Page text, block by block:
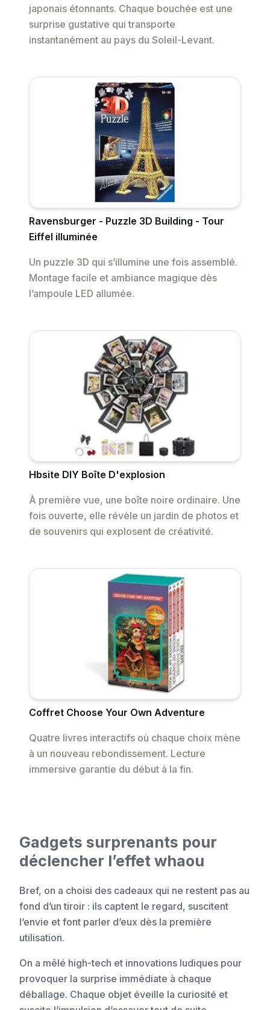
japonais étonnants. Chaque bouchée est une
surprise gustative qui transporte
instantanément au pays du Soleil-Levant.
Ravensburger - Puzzle 3D Building - Tour
Eiffel illuminée
Un puzzle 3D qui s’illumine une fois assemblé.
Montage facile et ambiance magique dès
l’ampoule LED allumée.
Hbsite DIY Boîte D'explosion
À première vue, une boîte noire ordinaire. Une
fois ouverte, elle révèle un jardin de photos et
de souvenirs qui explosent de créativité.
Coffret Choose Your Own Adventure
Quatre livres interactifs où chaque choix mène
à un nouveau rebondissement. Lecture
immersive garantie du début à la fin.
Gadgets surprenants pour
déclencher l’effet whaou
Bref, on a choisi des cadeaux qui ne restent pas au
fond d’un tiroir : ils captent le regard, suscitent
l’envie et font parler d’eux dès la première
utilisation.
On a mêlé high-tech et innovations ludiques pour
provoquer la surprise immédiate à chaque
déballage. Chaque objet éveille la curiosité et